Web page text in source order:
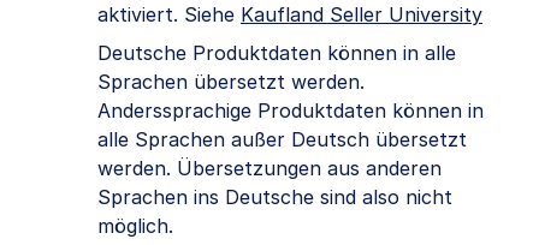
aktiviert. Siehe Kaufland Seller University
Deutsche Produktdaten können in alle
Sprachen übersetzt werden.
Anderssprachige Produktdaten können in
alle Sprachen außer Deutsch übersetzt
werden. Übersetzungen aus anderen
Sprachen ins Deutsche sind also nicht
möglich.